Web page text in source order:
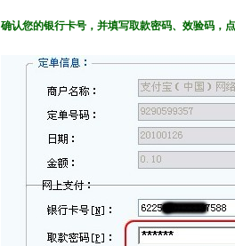
确认您的银行卡号，并填写取款密码、效验码，